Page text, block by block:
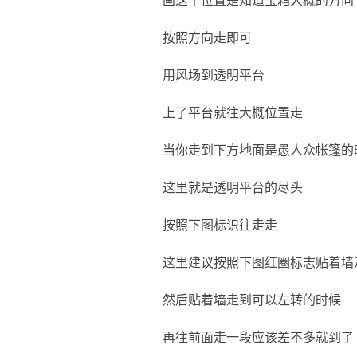
按照方向走即可
用风场到透明平台
上了平台就往大概位置走
当你走到下方地面是愚人众帐篷的
这里就是透明平台的尽头
按照下图标识往走走
这里建议按照下图红圈标志贴着墙
然后贴着墙走到可以左转的时候
再往前面走一段应该差不多就到了